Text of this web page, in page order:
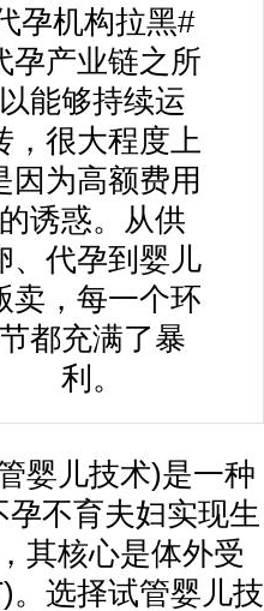
孕机构拉黑#
孕产业链之所
以能够持续运
，很大程度上
因为高额费用
的诱惑。从供
、代孕到婴儿
卖，每一个环
节都充满了暴
利。
婴儿技术)是一种
不育夫妇实现生
其核心是体外受
。选择试管婴儿技